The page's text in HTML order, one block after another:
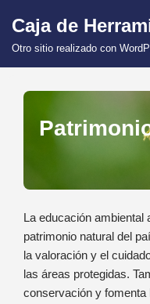
Saltar
Caja de
Otro sitio realizado con
La educación ambiental
patrimonio natural del
la valoración y el
las áreas protegidas.
conservación y